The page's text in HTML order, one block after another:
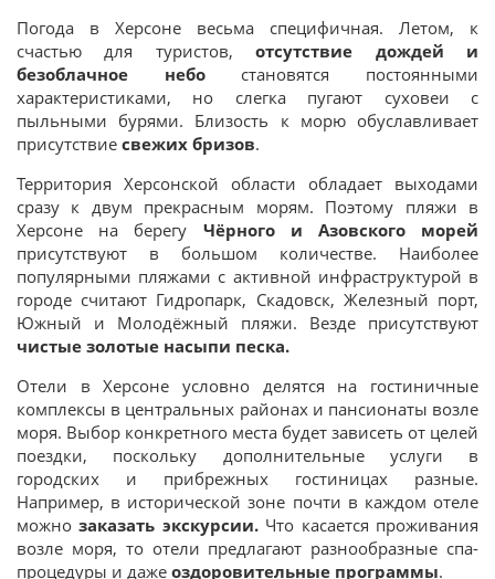
Погода в Херсоне весьма специфичная. Летом, к
счастью для туристов,отсутствие дождей и
безоблачное небостановятся постоянными
характеристиками, но слегка пугают суховеи с
пыльными бурями. Близость к морю обуславливает
присутствие свежих бризов.
Территория Херсонской области обладает выходами
сразу к двум прекрасным морям. Поэтому пляжи в
Херсоне на берегу Чёрного и Азовского морей
присутствуют в большом количестве. Наиболее
популярными пляжами с активной инфраструктурой в
городе считают Гидропарк, Скадовск, Железный порт,
Южный и Молодёжный пляжи. Везде присутствуют
чистые золотые насыпи песка.
Отели в Херсоне условно делятся на гостиничные
комплексы в центральных районах и пансионаты возле
моря. Выбор конкретного места будет зависеть от целей
поездки, поскольку дополнительные услуги в
городских и прибрежных гостиницах разные.
Например, в исторической зоне почти в каждом отеле
можнозаказать экскурсии. Что касается проживания
возле моря, то отели предлагают разнообразные спа-
процедуры и даже оздоровительные программы.